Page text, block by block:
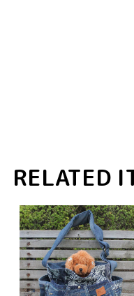
RELATED